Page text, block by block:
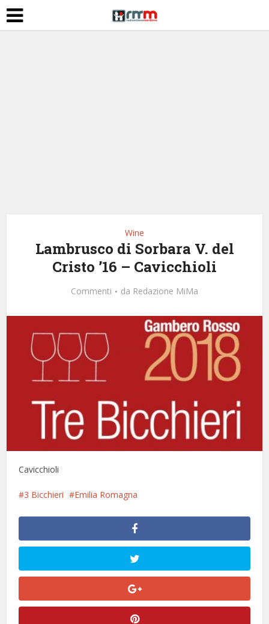
Wine
Lambrusco di Sorbara V. del
Cristo ’16 – Cavicchioli
Commenti da Redazione MiMa
Cavicchioli
3 Bicchieri Emilia Romagna